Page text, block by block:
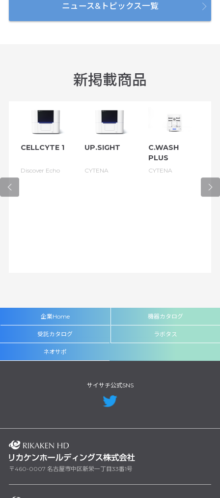
ニュース&トピックス一覧
新掲載商品
CELLCYTE 1
Discover Echo
UP.SIGHT
CYTENA
C.WASH
PLUS
CYTENA
企業Home 機器カタログ
受託カタログ ラボタス
ネオサポ
サイサチ公式SNS
〒460-0007 名古屋市中区新栄一丁目33番1号